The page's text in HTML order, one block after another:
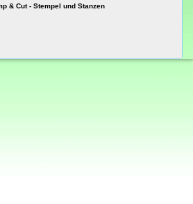
& Cut - Stempel und Stanzen